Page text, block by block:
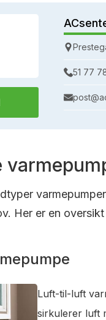
51 77
Her er en
Luft-til-luft
sirkulerer luft